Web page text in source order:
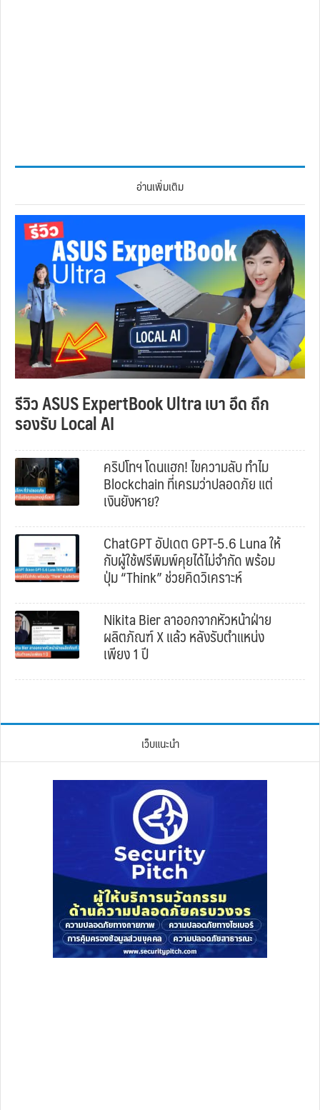
อ่านเพิ่มเติม
รีวิว ASUS ExpertBook Ultra เบา อึด ถึก
รองรับ Local AI
คริปโทฯ โดนแฮก! ไขความลับ ทำไม
Blockchain ที่เครมว่าปลอดภัย แต่
เงินยังหาย?
ChatGPT อัปเดต GPT-5.6 Luna ให้
กับผู้ใช้ฟรีพิมพ์คุยได้ไม่จำกัด พร้อม
ปุ่ม “Think” ช่วยคิดวิเคราะห์
Nikita Bier ลาออกจากหัวหน้าฝ่าย
ผลิตภัณฑ์ X แล้ว หลังรับตำแหน่ง
เพียง 1 ปี
เว็บแนะนำ